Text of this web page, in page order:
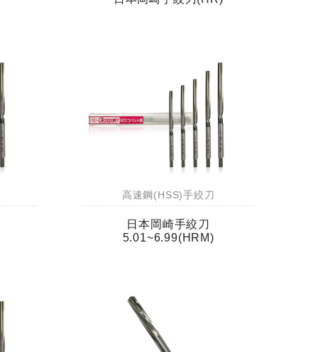
高速鋼(HSS)手絞刀
日本岡崎手絞刀
5.01~6.99(HRM)